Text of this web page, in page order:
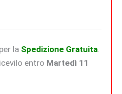
per la Spedizione Gratuita.
entro Martedì 11